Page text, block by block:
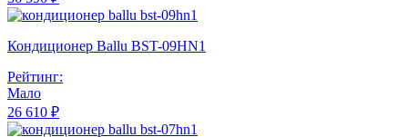
Кондиционер Ballu BST-09HN1
Рейтинг:
Мало
26 610 ₽